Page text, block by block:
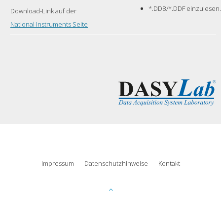
Download-Link auf der
*.DDB/*.DDF einzulesen.
National Instruments Seite
Impressum Datenschutzhinweise Kontakt